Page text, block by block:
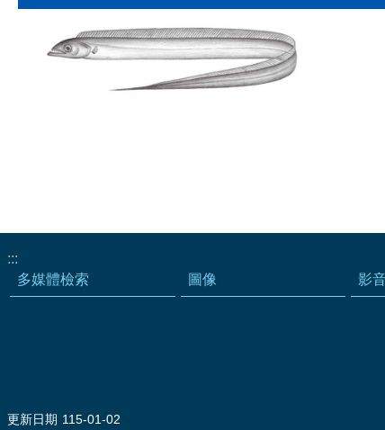
:::
多媒體檢索
圖像 影
更新日期 115-01-02